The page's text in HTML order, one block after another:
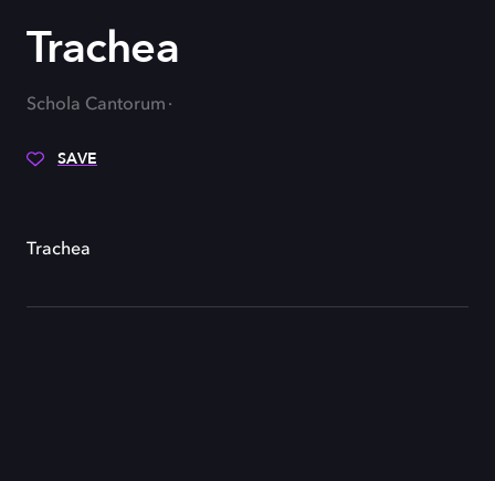
Trachea
Schola Cantorum
SAVE
Trachea